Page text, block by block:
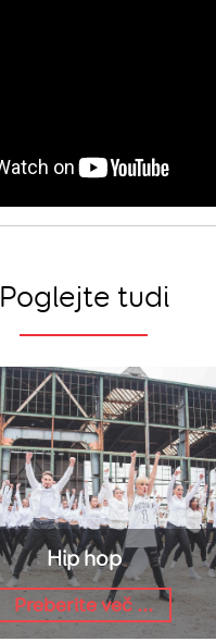
Poglejte tudi
Hip hop
Preberite več ...